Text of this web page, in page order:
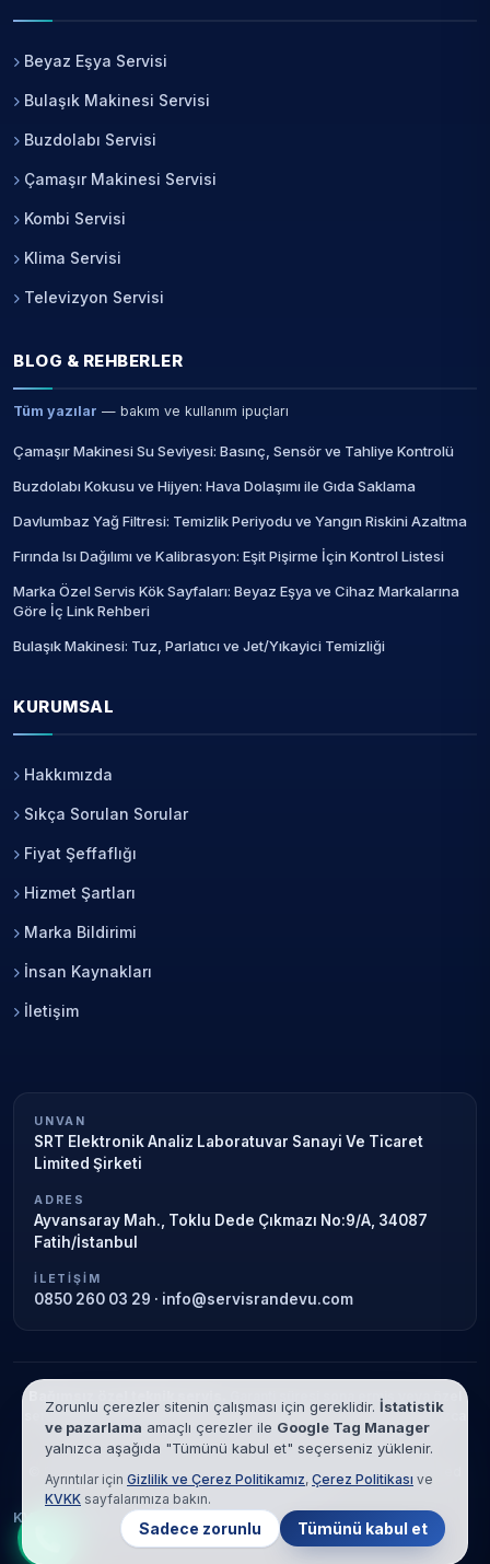
Beyaz Eşya Servisi
Bulaşık Makinesi Servisi
Buzdolabı Servisi
Çamaşır Makinesi Servisi
Kombi Servisi
Klima Servisi
Televizyon Servisi
BLOG & REHBERLER
Tüm yazılar — bakım ve kullanım ipuçları
Çamaşır Makinesi Su Seviyesi: Basınç, Sensör ve Tahliye Kontrolü
Buzdolabı Kokusu ve Hijyen: Hava Dolaşımı ile Gıda Saklama
Davlumbaz Yağ Filtresi: Temizlik Periyodu ve Yangın Riskini Azaltma
Fırında Isı Dağılımı ve Kalibrasyon: Eşit Pişirme İçin Kontrol Listesi
Marka Özel Servis Kök Sayfaları: Beyaz Eşya ve Cihaz Markalarına
Göre İç Link Rehberi
Bulaşık Makinesi: Tuz, Parlatıcı ve Jet/Yıkayici Temizliği
KURUMSAL
Hakkımızda
Sıkça Sorulan Sorular
Fiyat Şeffaflığı
Hizmet Şartları
Marka Bildirimi
İnsan Kaynakları
İletişim
UNVAN
SRT Elektronik Analiz Laboratuvar Sanayi Ve Ticaret
Limited Şirketi
ADRES
Ayvansaray Mah., Toklu Dede Çıkmazı No:9/A, 34087
Fatih/İstanbul
İLETIŞIM
0850 260 03 29 · info@servisrandevu.com
Garanti süresi sona ermiş veya özel
servis kapsamındaki cihazlar için hizmet verilir. Marka adları yalnızca
tanımlama amaçlıdır; yetkili servis ilişkisi bulunmamaktadır.
© 2026 SRT Elektronik Analiz Laboratuvar Sanayi Ve Ticaret Limited
Şirketi. Tüm hakları saklıdır.
KVKK
Çerez Politikası Hizmet Şartları
Zorunlu çerezler sitenin çalışması için gereklidir. İstatistik
ve pazarlama amaçlı çerezler ile Google Tag Manager
yalnızca aşağıda "Tümünü kabul et" seçerseniz yüklenir.
Ayrıntılar için Gizlilik ve Çerez Politikamız, Çerez Politikası ve
KVKK sayfalarımıza bakın.
Sadece zorunlu Tümünü kabul et